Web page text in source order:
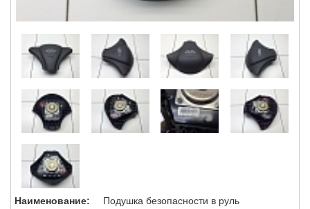
Наименование:
Подушка безопасности в руль